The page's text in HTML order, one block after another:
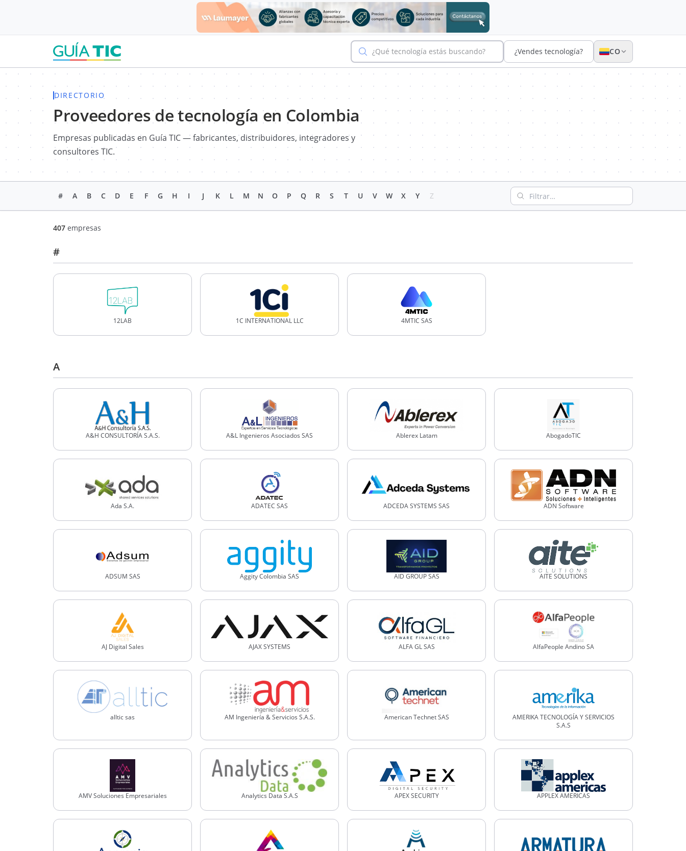
¿Qué tecnología estás buscando? ¿Vendes tecnología? CO
DIRECTORIO
Proveedores de tecnología en Colombia
Empresas publicadas en Guía TIC — fabricantes, distribuidores, integradores y
consultores TIC.
# A B C D E F G H I J K L M N O P Q R S T U V W X Y Z Filtrar empresas por nombre
407 empresas
#
12LAB 1C INTERNATIONAL LLC 4MTIC SAS
A
A&H CONSULTORÍA S.A.S. A&L Ingenieros Asociados SAS Ablerex Latam AbogadoTIC
Ada S.A. ADATEC SAS ADCEDA SYSTEMS SAS ADN Software
ADSUM SAS Aggity Colombia SAS AID GROUP SAS AITE SOLUTIONS
AJ Digital Sales AJAX SYSTEMS ALFA GL SAS AlfaPeople Andino SA
alltic sas AM Ingeniería & Servicios S.A.S. American Technet SAS
AMERIKA TECNOLOGÍA Y SERVICIOS
S.A.S
AMV Soluciones Empresariales Analytics Data S.A.S APEX SECURITY APPLEX AMERICAS